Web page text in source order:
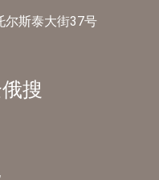
尔斯泰大街37号
搜